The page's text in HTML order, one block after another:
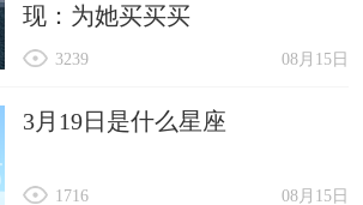
现：为她买买买
08月15日
3239
3月19日是什么星座
08月15日
1716